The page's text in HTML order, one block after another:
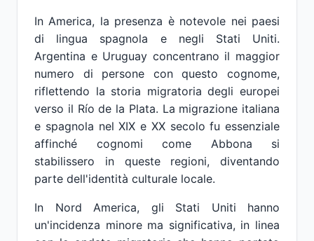
In America, la presenza è notevole nei paesi
di lingua spagnola e negli Stati Uniti.
Argentina e Uruguay concentrano il maggior
numero di persone con questo cognome,
riflettendo la storia migratoria degli europei
verso il Río de la Plata. La migrazione italiana
e spagnola nel XIX e XX secolo fu essenziale
affinché cognomi come Abbona si
stabilissero in queste regioni, diventando
parte dell'identità culturale locale.
In Nord America, gli Stati Uniti hanno
un'incidenza minore ma significativa, in linea